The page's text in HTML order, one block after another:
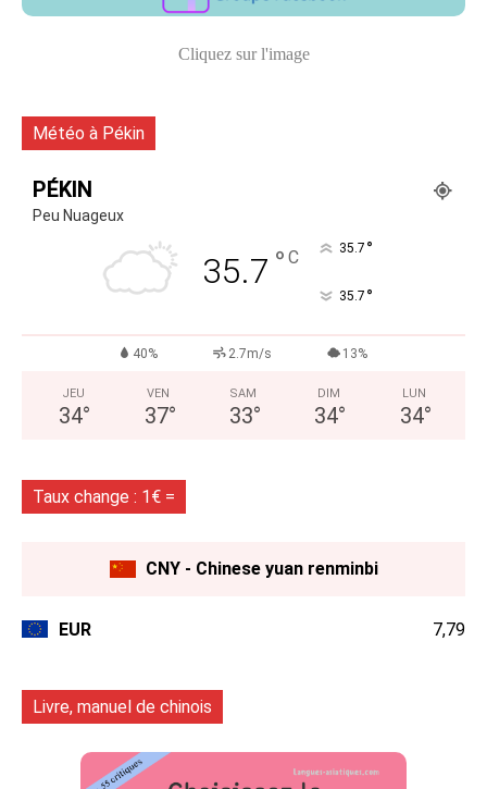
Cliquez sur l'image
Météo à Pékin
PÉKIN
Peu Nuageux
35.7 ° C 35.7 °
35.7 °
40% 2.7m/s 13%
JEU
34°
VEN
37°
SAM
33°
DIM
34°
LUN
34°
Taux change : 1€ =
CNY - Chinese yuan renminbi
EUR 7,79
Livre, manuel de chinois